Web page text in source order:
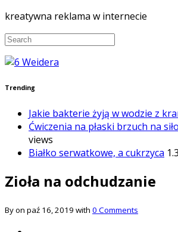
kreatywna reklama w internecie
Trending
Jakie bakterie żyją w wodzie z
Ćwiczenia na płaski brzuch na
views
Białko serwatkowe, a cukrzyca
Zioła na odchudzanie
By on paź 16, 2019 with 0 Comments